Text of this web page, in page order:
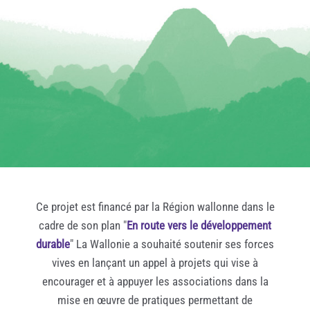
Ce projet est financé par la Région wallonne dans le
cadre de son plan "En route vers le développement
durable" La Wallonie a souhaité soutenir ses forces
vives en lançant un appel à projets qui vise à
encourager et à appuyer les associations dans la
mise en œuvre de pratiques permettant de